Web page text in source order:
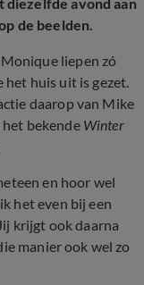
de beelden.
liepen zó
het huis uit is gezet.
daarop van Mike
bekende Winter
en hoor wel
het even bij een
krijgt ook daarna
manier ook wel zo